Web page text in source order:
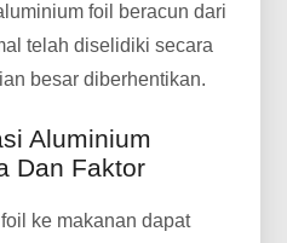
foil beracun dari
telah diselidiki secara
besar diberhentikan.
Aluminium
Dan Faktor
ke makanan dapat